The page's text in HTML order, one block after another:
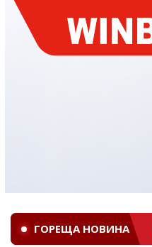
ГОРЕЩА НОВИНА